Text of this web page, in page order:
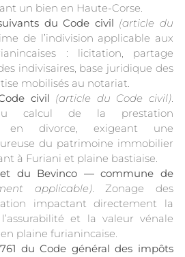
un bien en Haute-Corse.
du Code civil (article du
de l’indivision applicable aux
: licitation, partage
indivisaires, base juridique des
mobilisés au notariat.
civil (article du Code civil)
calcul de la prestation
en divorce, exigeant une
du patrimoine immobilier
à Furiani et plaine bastiaise.
du Bevinco — commune de
applicable). Zonage des
impactant directement la
et la valeur vénale
plaine furianincaise.
du Code général des impôts